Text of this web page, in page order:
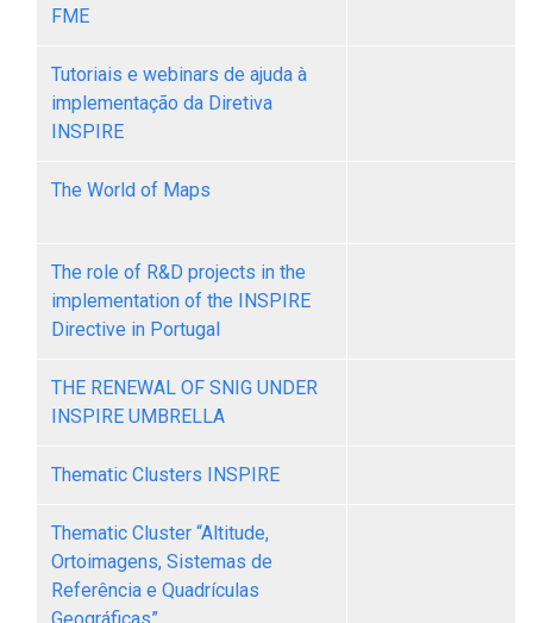
FME
Tutoriais e webinars de ajuda à
implementação da Diretiva
INSPIRE
The World of Maps
The role of R&D projects in the
implementation of the INSPIRE
Directive in Portugal
THE RENEWAL OF SNIG UNDER
INSPIRE UMBRELLA
Thematic Clusters INSPIRE
Thematic Cluster “Altitude,
Ortoimagens, Sistemas de
Referência e Quadrículas